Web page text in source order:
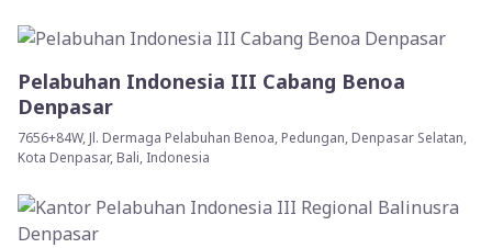
Pelabuhan Indonesia III Cabang Benoa
Denpasar
7656+84W, Jl. Dermaga Pelabuhan Benoa, Pedungan, Denpasar Selatan,
Kota Denpasar, Bali, Indonesia